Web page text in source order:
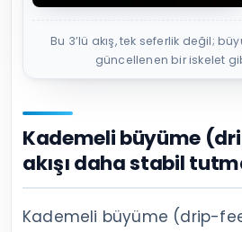
Bu 3’lü akış, tek seferlik değil;
güncellenen bir iskelet
Kademeli büyüme
akışı daha stabil
Kademeli büyüme (drip-